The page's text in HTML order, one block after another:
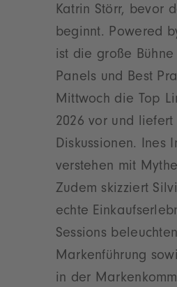
Katrin Störr, bevor
beginnt. Powered
ist die große
Panels und Best
Mittwoch die Top
2026 vor und
Diskussionen. Ines
verstehen mit
Zudem skizziert
echte
Sessions
Markenführung
in der